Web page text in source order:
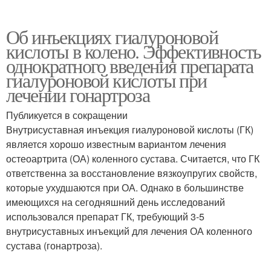
Об инъекциях гиалуроновой
кислоты в колено. Эффективность
однократного введения препарата
гиалуроновой кислоты при
лечении гонартроза
Публикуется в сокращении
Внутрисуставная инъекция гиалуроновой кислоты (ГК)
является хорошо известным вариантом лечения
остеоартрита (ОА) коленного сустава. Считается, что ГК
ответственна за восстановление вязкоупругих свойств,
которые ухудшаются при ОА. Однако в большинстве
имеющихся на сегодняшний день исследований
использовался препарат ГК, требующий 3-5
внутрисуставных инъекций для лечения ОА коленного
сустава (гонартроза).